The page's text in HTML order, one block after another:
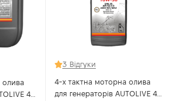
олива
4-
3 Відгуки
4-х тактна моторна олива
для генераторів AUTOLIVE 4-